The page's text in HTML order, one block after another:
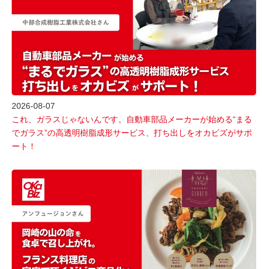
2026-08-07
これ、ガラスじゃないんです。自動車部品メーカーが始める“まる
でガラス”の高透明樹脂成形サービス、打ち出しをオカビズがサポ
ート！